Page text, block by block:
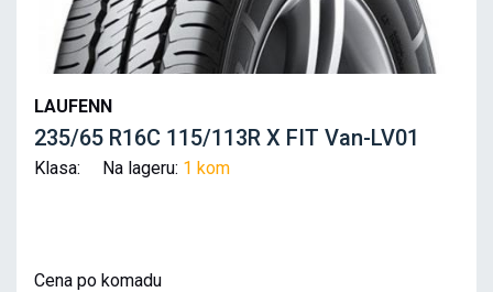
LAUFENN
235/65 R16C 115/113R X FIT Van-LV01
Klasa: Na lageru: 1 kom
Cena po komadu